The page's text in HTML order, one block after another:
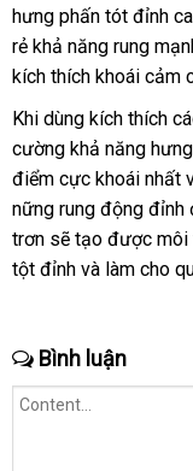
dụng
hưng phấn tót đỉnh
rẻ khả năng rung
kích thích khoái cảm
thế
giới
Khi dùng kích thích
cường khả năng
điểm cực khoái nhất
nững rung động đỉnh
trơn cũ
sẽ tạo giá
rẻ
được môi
tột đỉnh theo
và làm cho
Bình luận